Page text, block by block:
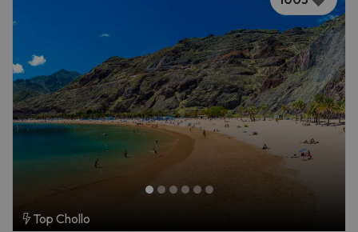
Top Chollo